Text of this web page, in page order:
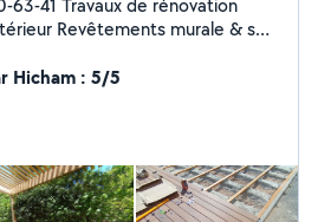
63-41 Travaux de rénovation
& sol
Hicham : 5/5